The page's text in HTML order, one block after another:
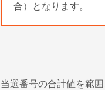
合）となります。
当選番号の合計値を範